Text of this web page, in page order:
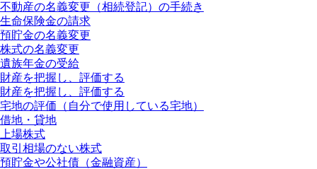
不動産の名義変更（相続登記）の手続き
生命保険金の請求
預貯金の名義変更
株式の名義変更
遺族年金の受給
財産を把握し、評価する
財産を把握し、評価する
宅地の評価（自分で使用している宅地）
借地・貸地
上場株式
取引相場のない株式
預貯金や公社債（金融資産）